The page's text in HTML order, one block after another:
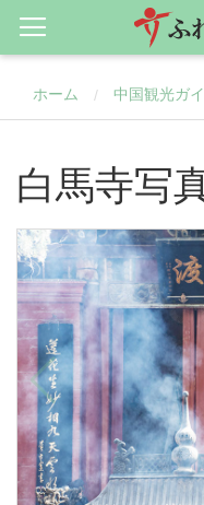
ホーム / 中国観光ガ
白馬寺写